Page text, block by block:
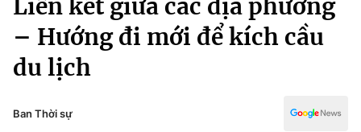
Chính trị
Xã hội
Pháp luật
Thể thao
Truyền hình
Văn hóa - Giải trí
Y tế
Công nghệ
Liên kết giữa các địa phương
– Hướng đi mới để kích cầu
du lịch
Ban Thời sự